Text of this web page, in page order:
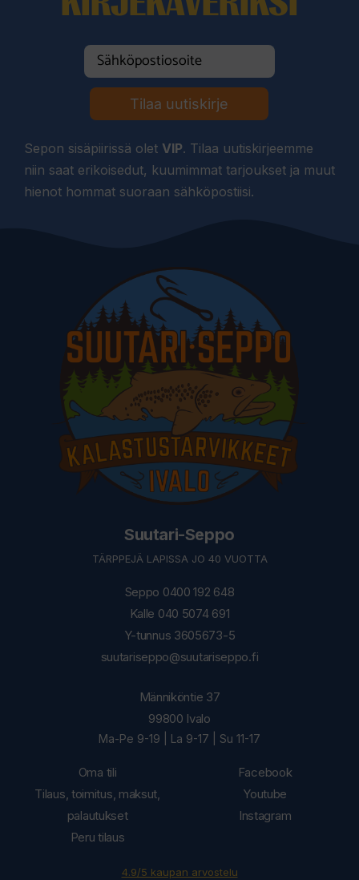
Tilaa uutiskirje
Sepon sisäpiirissä olet VIP. Tilaa uutiskirjeemme
niin saat erikoisedut, kuumimmat tarjoukset ja muut
hienot hommat suoraan sähköpostiisi.
Suutari-Seppo
TÄRPPEJÄ LAPISSA JO 40 VUOTTA
Seppo 0400 192 648
Kalle 040 5074 691
Y-tunnus 3605673-5
suutariseppo@suutariseppo.fi
Oma tili
Tilaus, toimitus, maksut,
palautukset
Peru tilaus
Männiköntie 37
99800 Ivalo
Ma-Pe 9-19 | La 9-17 | Su 11-17
Facebook
Youtube
Instagram
4.9/5 kaupan arvostelu